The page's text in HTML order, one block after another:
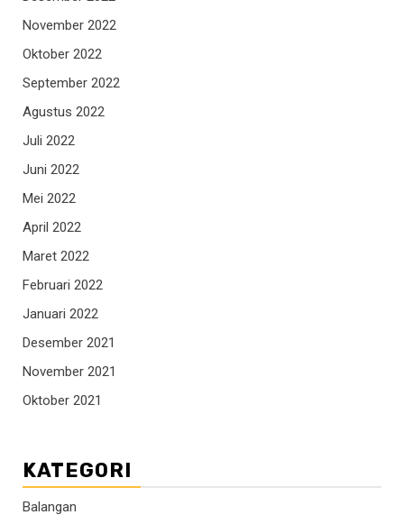
November 2022
Oktober 2022
September 2022
Agustus 2022
Juli 2022
Juni 2022
Mei 2022
April 2022
Maret 2022
Februari 2022
Januari 2022
Desember 2021
November 2021
Oktober 2021
KATEGORI
Balangan